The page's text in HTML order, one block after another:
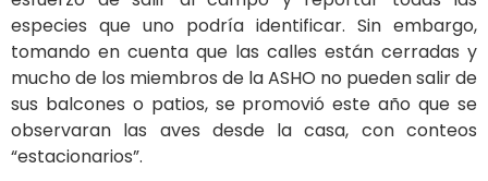
especies que uno podría identificar. Sin embargo,
tomando en cuenta que las calles están cerradas y
mucho de los miembros de la ASHO no pueden salir de
sus balcones o patios, se promovió este año que se
observaran las aves desde la casa, con conteos
“estacionarios”.